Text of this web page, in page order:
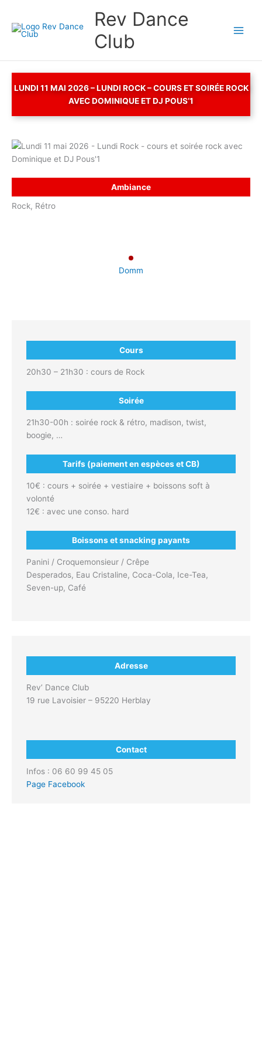
contenu
Rev Dance
Club
LUNDI 11 MAI 2026 – LUNDI ROCK – COURS ET SOIRÉE ROCK
AVEC DOMINIQUE ET DJ POUS’1
Ambiance
Rock, Rétro
Domm
Cours
20h30 – 21h30 : cours de Rock
Soirée
21h30-00h : soirée rock & rétro, madison, twist,
boogie, …
Tarifs (paiement en espèces et CB)
10€ : cours + soirée + vestiaire + boissons soft à
volonté
12€ : avec une conso. hard
Boissons et snacking payants
Panini / Croquemonsieur / Crêpe
Desperados, Eau Cristaline, Coca-Cola, Ice-Tea,
Seven-up, Café
Adresse
Rev’ Dance Club
19 rue Lavoisier – 95220 Herblay
Contact
Infos : 06 60 99 45 05
Page Facebook